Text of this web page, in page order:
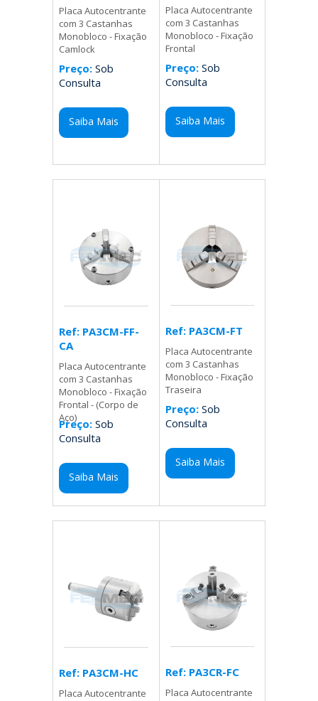
Placa Autocentrante
com 3 Castanhas
Monobloco - Fixação
Camlock
Preço: Sob
Consulta
Saiba Mais
Placa Autocentrante
com 3 Castanhas
Monobloco - Fixação
Frontal
Preço:Sob
Consulta
Saiba Mais
Ref: PA3CM-FF-
CA
Placa Autocentrante
com 3 Castanhas
Monobloco - Fixação
Frontal - (Corpo de
Aço)
Preço: Sob
Consulta
Saiba Mais
Ref: PA3CM-FT
Placa Autocentrante
com 3 Castanhas
Monobloco - Fixação
Traseira
Preço:Sob
Consulta
Saiba Mais
Ref: PA3CM-HC
Placa Autocentrante
Ref: PA3CR-FC
Placa Autocentrante